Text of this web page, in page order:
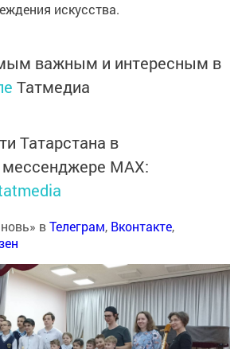
искусства.
важным и интересным в
Татмедиа
Татарстана в
MАХ:
вТелеграм, Вконтакте,